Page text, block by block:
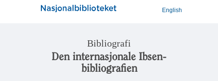
English
Bibliografi
Den internasjonale Ibsen-
bibliografien